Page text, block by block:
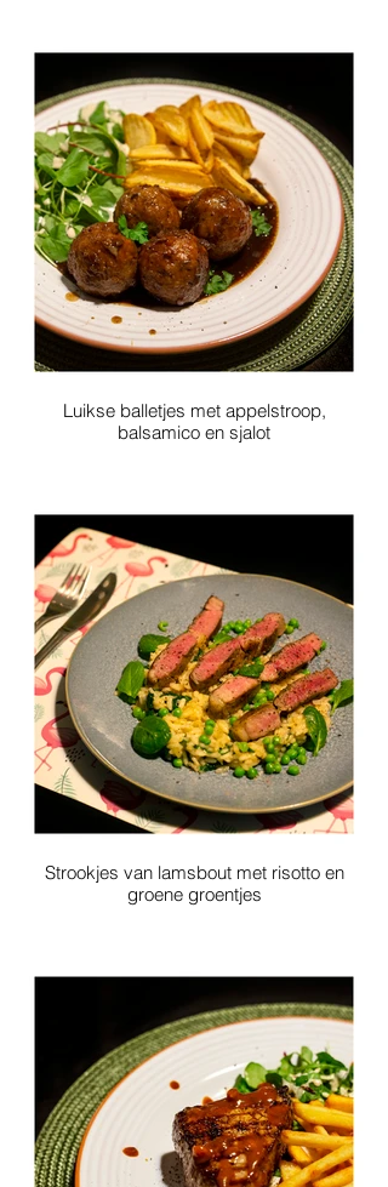
Luikse balletjes met appelstroop,
balsamico en sjalot
Strookjes van lamsbout met risotto en
groene groentjes